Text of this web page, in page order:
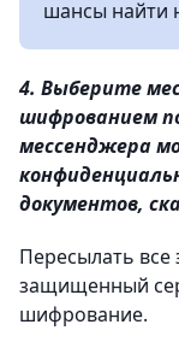
шансы найти
4. Выберите
шифрованием
мессенджера
документов,
Пересылать
защищенный
шифрование.